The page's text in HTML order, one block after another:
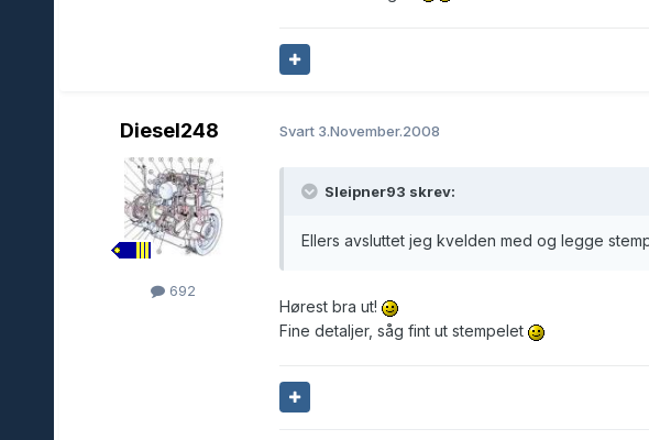
Diesel248
692
Svart 3.November.2008
Sleipner93 skrev:
Ellers avsluttet jeg kvelden med og legge
Hørest bra ut!
Fine detaljer, såg fint ut stempelet